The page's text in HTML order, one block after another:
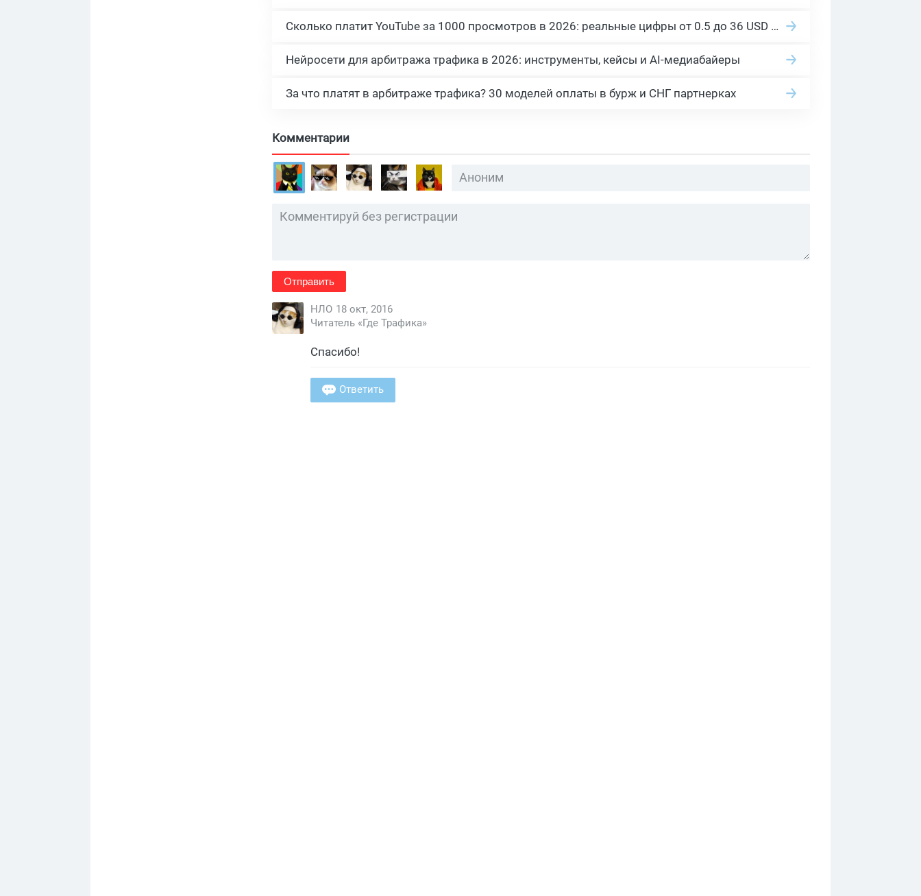
Сколько платит YouTube за 1000 просмотров в 2026: реальные цифры от 0.5 до 36 USD по ГЕО
Нейросети для арбитража трафика в 2026: инструменты, кейсы и AI-медиабайеры
За что платят в арбитраже трафика? 30 моделей оплаты в бурж и СНГ партнерках
Комментарии
Отправить
НЛО 18 окт, 2016
Читатель «Где Трафика»
Спасибо!
Ответить